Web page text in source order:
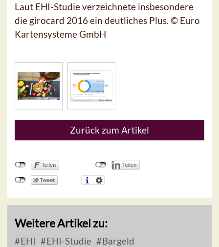
Laut EHI-Studie verzeichnete insbesondere
die girocard 2016 ein deutliches Plus. © Euro
Kartensysteme GmbH
Zurück zum Artikel
Weitere Artikel zu:
EHI EHI-Studie
Bargeld